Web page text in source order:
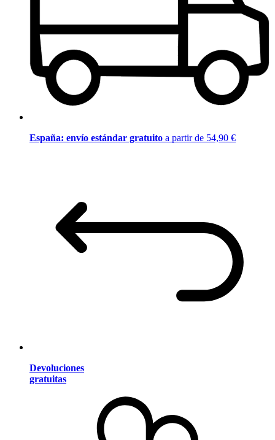
España: envío estándar gratuito a partir de 54,90 €
Devoluciones
gratuitas